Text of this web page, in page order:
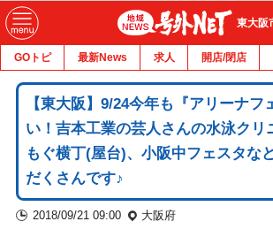
東大阪
GOトピ 最新News 求人 開店/閉店
【東大阪】9/24今年も『アリーナフ
い！吉本工業の芸人さんの水泳クリ
もぐ横丁(屋台)、小阪中フェスタな
だくさんです♪
2018/09/21 09:00 大阪府